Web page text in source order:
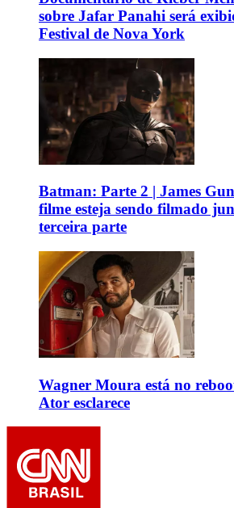
sobre Jafar Panahi será
Festival de Nova York
Batman: Parte 2 | James
filme esteja sendo filmado
terceira parte
Wagner Moura está no
Ator esclarece